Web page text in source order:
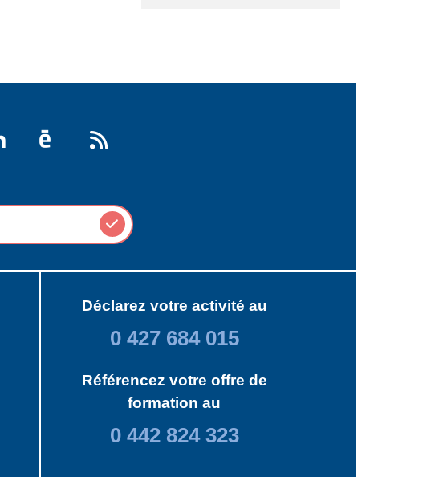
Déclarez votre activité au
0 427 684 015
Référencez votre offre de
formation au
0 442 824 323